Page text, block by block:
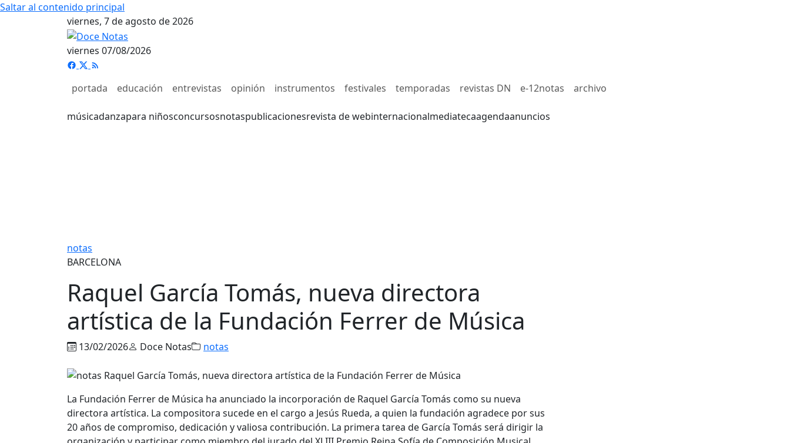
Saltar al contenido principal
viernes, 7 de agosto de 2026
viernes 07/08/2026
portada educación entrevistas opinión instrumentos festivales temporadas revistas DN e-12notas archivo
músicadanzapara niñosconcursosnotaspublicacionesrevista de webinternacionalmediatecaagendaanuncios
notas
BARCELONA
Raquel García Tomás, nueva directora
artística de la Fundación Ferrer de Música
13/02/2026 Doce Notas notas
La Fundación Ferrer de Música ha anunciado la incorporación de Raquel García Tomás como su nueva
directora artística. La compositora sucede en el cargo a Jesús Rueda, a quien la fundación agradece por sus
20 años de compromiso, dedicación y valiosa contribución. La primera tarea de García Tomás será dirigir la